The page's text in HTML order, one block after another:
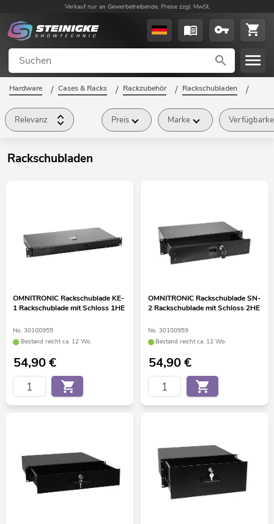
Verkauf nur an Gewerbetreibende. Preise zzgl. MwSt.
Hardware / Cases & Racks / Rackzubehör / Rackschubladen /
Relevanz Preis Marke
Rackschubladen
OMNITRONIC Rackschublade KE-
1 Rackschublade mit Schloss 1HE
No. 30100955
Bestand reicht ca. 12 Wo.
54,90€
OMNITRONIC Rackschublade SN-
2 Rackschublade mit Schloss 2HE
No. 30100959
Bestand reicht ca. 12 Wo.
54,90€